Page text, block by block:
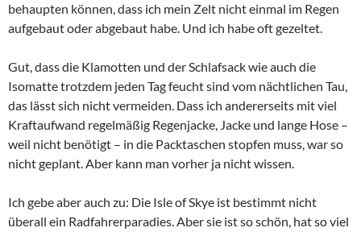
behaupten können, dass ich mein Zelt nicht einmal im Regen
aufgebaut oder abgebaut habe. Und ich habe oft gezeltet.
Gut, dass die Klamotten und der Schlafsack wie auch die
Isomatte trotzdem jeden Tag feucht sind vom nächtlichen Tau,
das lässt sich nicht vermeiden. Dass ich andererseits mit viel
Kraftaufwand regelmäßig Regenjacke, Jacke und lange Hose –
weil nicht benötigt – in die Packtaschen stopfen muss, war so
nicht geplant. Aber kann man vorher ja nicht wissen.
Ich gebe aber auch zu: Die Isle of Skye ist bestimmt nicht
überall ein Radfahrerparadies. Aber sie ist so schön, hat so viel